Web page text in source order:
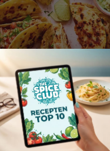
KIP TACO'S